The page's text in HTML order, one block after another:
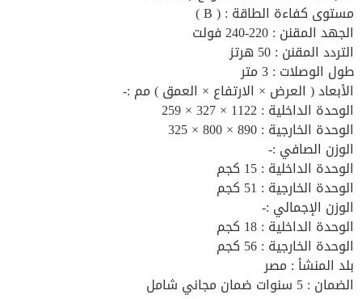
مستوى كفاءة الطاقة : ( B )
الجهد المقنن : 220-240 فولت
التردد المقنن : 50 هرتز
طول الوصلات : 3 متر
الأبعاد ( العرض × الارتفاع × العمق ) مم :-
الوحدة الداخلية : 1122 × 327 × 259
الوحدة الخارجية : 890 × 800 × 325
الوزن الصافي :-
الوحدة الداخلية : 15 كجم
الوحدة الخارجية : 51 كجم
الوزن الإجمالي :-
الوحدة الداخلية : 18 كجم
الوحدة الخارجية : 56 كجم
بلد المنشأ : مصر
الضمان : 5 سنوات ضمان مجاني شامل